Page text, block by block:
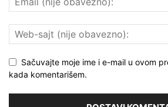
Sačuvajte moje ime i e-mail u ovom
kada komentarišem.